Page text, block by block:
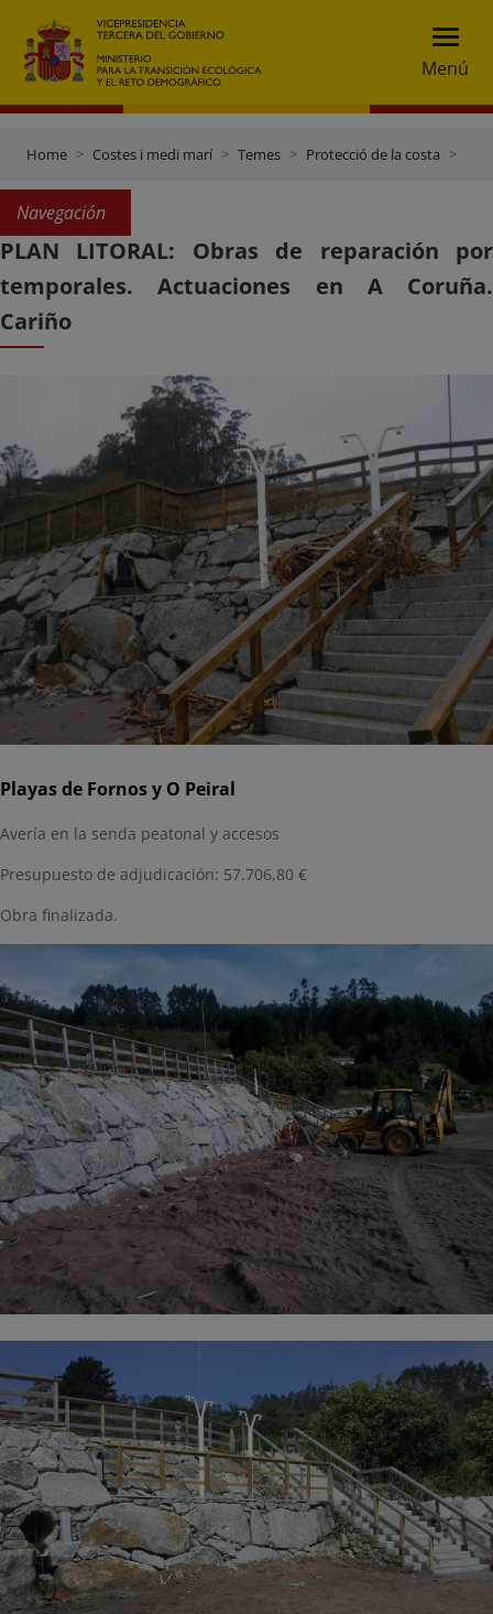
Menú
Home Costes i medi marí Temes Protecció de la costa
Navegación
PLAN LITORAL: Obras de reparación por
temporales. Actuaciones en A Coruña.
Cariño
Playas de Fornos y O Peiral
Avería en la senda peatonal y accesos
Presupuesto de adjudicación: 57.706,80 €
Obra finalizada.